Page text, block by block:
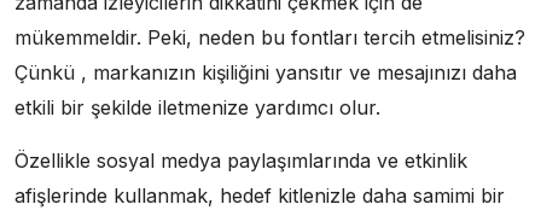
mükemmeldir. Peki, neden bu fontları tercih etmelisiniz?
Çünkü , markanızın kişiliğini yansıtır ve mesajınızı daha
etkili bir şekilde iletmenize yardımcı olur.
Özellikle sosyal medya paylaşımlarında ve etkinlik
afişlerinde kullanmak, hedef kitlenizle daha samimi bir